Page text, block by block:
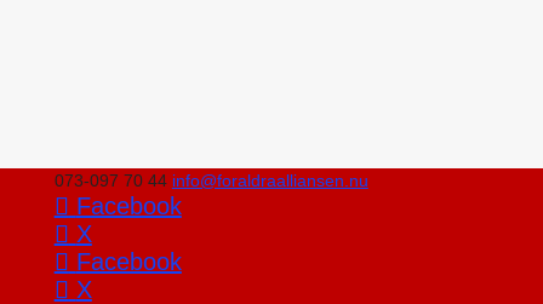
073-097 70 44 info@foraldraalliansen.nu
Facebook
X
Facebook
X